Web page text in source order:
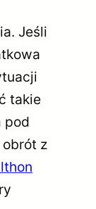
Jeśli
takie
pod
z